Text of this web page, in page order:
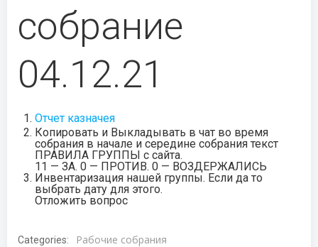
собрание
04.12.21
Отчет казначея
Копировать и Выкладывать в чат во время
собрания в начале и середине собрания текст
ПРАВИЛА ГРУППЫ с сайта.
11 — ЗА. 0 — ПРОТИВ. 0 — ВОЗДЕРЖАЛИСЬ
Инвентаризация нашей группы. Если да то
выбрать дату для этого.
Отложить вопрос
Categories: Рабочие собрания